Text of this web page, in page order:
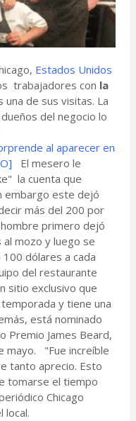
Estados Unidos
trabajadores con la
de sus visitas. La
del negocio lo
al aparecer en
El mesero le
la cuenta que
embargo este dejó
más del 200 por
primero dejó
al mozo y luego se
dólares a cada
del restaurante
sitio exclusivo que
y tiene una
está nominado
Premio James Beard,
mayo. "Fue increíble
tanto aprecio. Esto
tomarse el tiempo
Chicago
local.